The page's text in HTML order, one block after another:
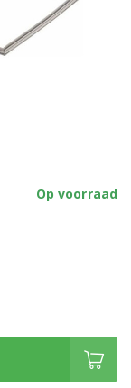
Op voorraad